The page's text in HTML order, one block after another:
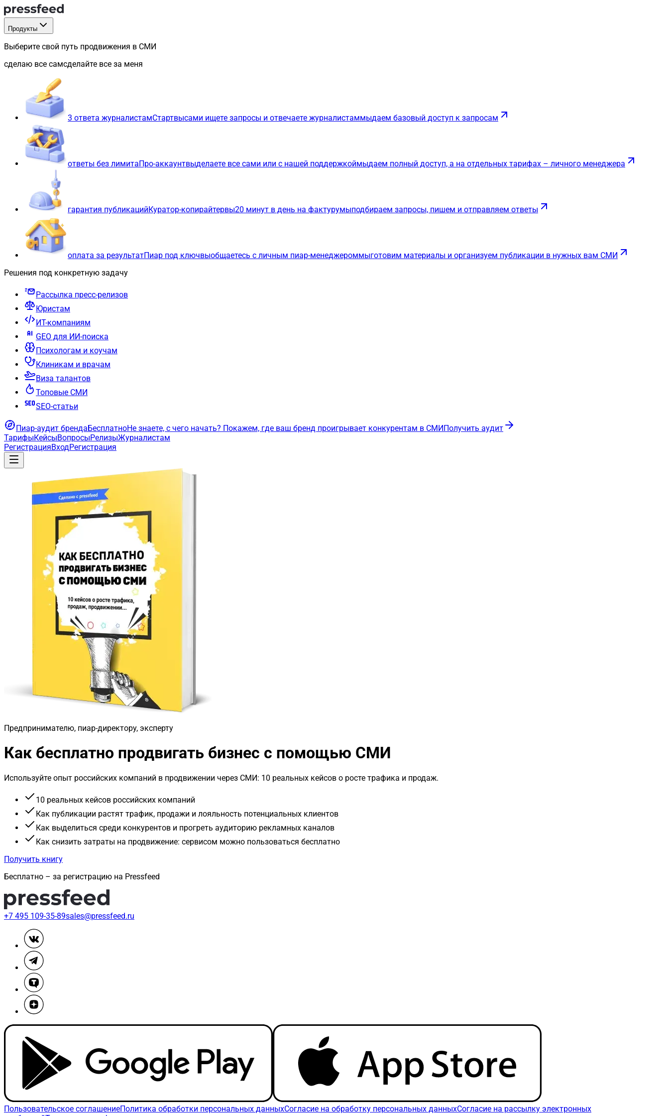
Продукты
Выберите свой путь продвижения в СМИ
сделаю все самсделайте все за меня
3 ответа журналистамСтартвысами ищете запросы и отвечаете журналистаммыдаем базовый доступ к запросам
ответы без лимитаПро-аккаунтвыделаете все сами или с нашей поддержкоймыдаем полный доступ, а на отдельных тарифах – личного менеджера
гарантия публикацийКуратор-копирайтервы20 минут в день на фактурумыподбираем запросы, пишем и отправляем ответы
оплата за результатПиар под ключвыобщаетесь с личным пиар-менеджероммыготовим материалы и организуем публикации в нужных вам СМИ
Решения под конкретную задачу
Рассылка пресс-релизов
Юристам
ИТ-компаниям
GEO для ИИ-поиска
Психологам и коучам
Клиникам и врачам
Виза талантов
Топовые СМИ
SEO-статьи
Пиар-аудит брендаБесплатноНе знаете, с чего начать? Покажем, где ваш бренд проигрывает конкурентам в СМИПолучить аудит
ТарифыКейсыВопросыРелизыЖурналистам
РегистрацияВходРегистрация
Предпринимателю, пиар-директору, эксперту
Как бесплатно продвигать бизнес с помощью СМИ
Используйте опыт российских компаний в продвижении через СМИ: 10 реальных кейсов о росте трафика и продаж.
10 реальных кейсов российских компаний
Как публикации растят трафик, продажи и лояльность потенциальных клиентов
Как выделиться среди конкурентов и прогреть аудиторию рекламных каналов
Как снизить затраты на продвижение: сервисом можно пользоваться бесплатно
Получить книгу
Бесплатно – за регистрацию на Pressfeed
+7 495 109-35-89sales@pressfeed.ru
Пользовательское соглашениеПолитика обработки персональных данныхСогласие на обработку персональных данныхСогласие на рассылку электронных